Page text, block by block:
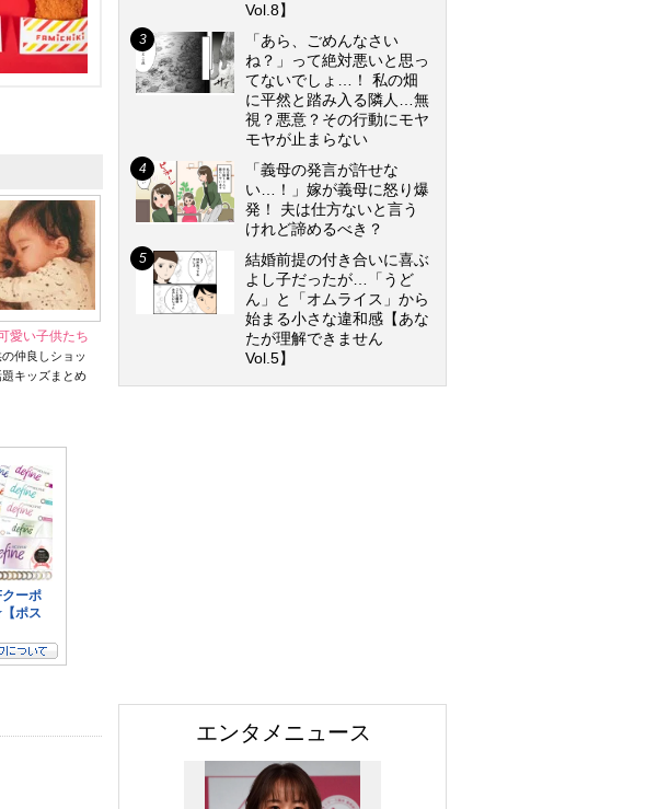
愛い子供たち
仲良しショッ
題キッズまとめ
Vol.8】
「あら、ごめんなさい
ね？」って絶対悪いと思っ
てないでしょ…！ 私の畑
に平然と踏み入る隣人…無
視？悪意？その行動にモヤ
モヤが止まらない
「義母の発言が許せな
い…！」嫁が義母に怒り爆
発！ 夫は仕方ないと言う
けれど諦めるべき？
結婚前提の付き合いに喜ぶ
よし子だったが…「うど
ん」と「オムライス」から
始まる小さな違和感【あな
たが理解できません
Vol.5】
エンタメニュース